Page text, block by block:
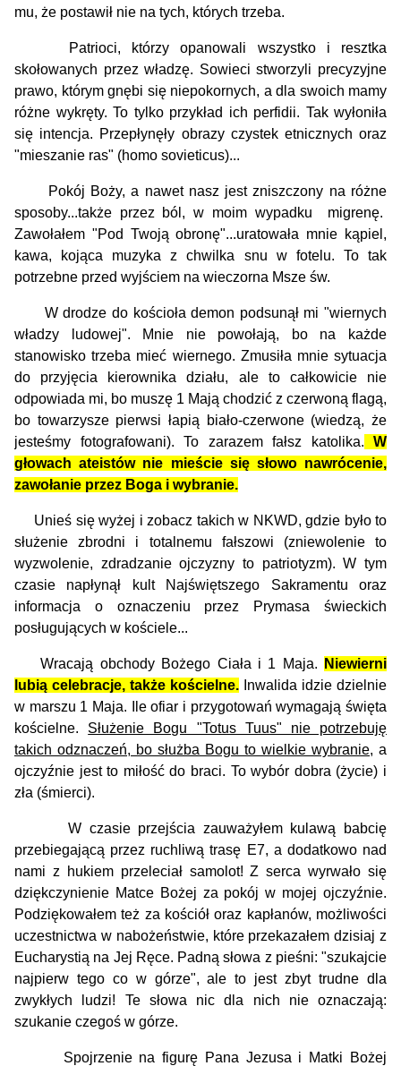
mu, że postawił nie na tych, których trzeba.
Patrioci, którzy opanowali wszystko i resztka
skołowanych przez władzę. Sowieci stworzyli precyzyjne
prawo, którym gnębi się niepokornych, a dla swoich mamy
różne wykręty. To tylko przykład ich perfidii. Tak wyłoniła
się intencja. Przepłynęły obrazy czystek etnicznych oraz
"mieszanie ras" (homo sovieticus)...
Pokój Boży, a nawet nasz jest zniszczony na różne
sposoby...także przez ból, w moim wypadku migrenę.
Zawołałem "Pod Twoją obronę"...uratowała mnie kąpiel,
kawa, kojąca muzyka z chwilka snu w fotelu. To tak
potrzebne przed wyjściem na wieczorna Msze św.
W drodze do kościoła demon podsunął mi "wiernych
władzy ludowej". Mnie nie powołają, bo na każde
stanowisko trzeba mieć wiernego. Zmusiła mnie sytuacja
do przyjęcia kierownika działu, ale to całkowicie nie
odpowiada mi, bo muszę 1 Mają chodzić z czerwoną flagą,
bo towarzysze pierwsi łapią biało-czerwone (wiedzą, że
jesteśmy fotografowani). To zarazem fałsz katolika. W
głowach ateistów nie mieście się słowo nawrócenie,
zawołanie przez Boga i wybranie.
Unieś się wyżej i zobacz takich w NKWD, gdzie było to
służenie zbrodni i totalnemu fałszowi (zniewolenie to
wyzwolenie, zdradzanie ojczyzny to patriotyzm). W tym
czasie napłynął kult Najświętszego Sakramentu oraz
informacja o oznaczeniu przez Prymasa świeckich
posługujących w kościele...
Wracają obchody Bożego Ciała i 1 Maja.
Niewierni
lubią celebracje, także kościelne. Inwalida idzie dzielnie
w marszu 1 Maja. Ile ofiar i przygotowań wymagają święta
kościelne. Służenie Bogu "Totus Tuus" nie potrzebuję
takich odznaczeń, bo służba Bogu to wielkie wybranie, a
ojczyźnie jest to miłość do braci. To wybór dobra (życie) i
zła (śmierci).
W czasie przejścia zauważyłem kulawą babcię
przebiegającą przez ruchliwą trasę E7, a dodatkowo nad
nami z hukiem przeleciał samolot! Z serca wyrwało się
dziękczynienie Matce Bożej za pokój w mojej ojczyźnie.
Podziękowałem też za kościół oraz kapłanów, możliwości
uczestnictwa w nabożeństwie, które przekazałem dzisiaj z
Eucharystią na Jej Ręce. Padną słowa z pieśni: "szukajcie
najpierw tego co w górze", ale to jest zbyt trudne dla
zwykłych ludzi! Te słowa nic dla nich nie oznaczają:
szukanie czegoś w górze.
Spojrzenie na figurę Pana Jezusa i Matki Bożej